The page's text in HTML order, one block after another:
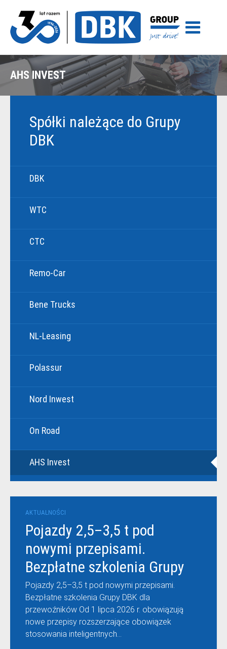
AHS INVEST
Spółki należące do Grupy
DBK
DBK
WTC
CTC
Remo-Car
Bene Trucks
NL-Leasing
Polassur
Nord Inwest
On Road
AHS Invest
AKTUALNOŚCI
Pojazdy 2,5–3,5 t pod
nowymi przepisami.
Bezpłatne szkolenia Grupy
DBK dla przewoźników
Pojazdy 2,5–3,5 t pod nowymi przepisami.
Bezpłatne szkolenia Grupy DBK dla
przewoźników Od 1 lipca 2026 r. obowiązują
nowe przepisy rozszerzające obowiązek
stosowania inteligentnych…